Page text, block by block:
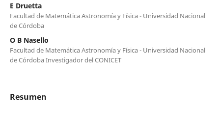
E Druetta
Facultad de Matemática Astronomía y Física - Universidad Nacional
de Córdoba
O B Nasello
Facultad de Matemática Astronomía y Física - Universidad Nacional
de Córdoba Investigador del CONICET
Resumen